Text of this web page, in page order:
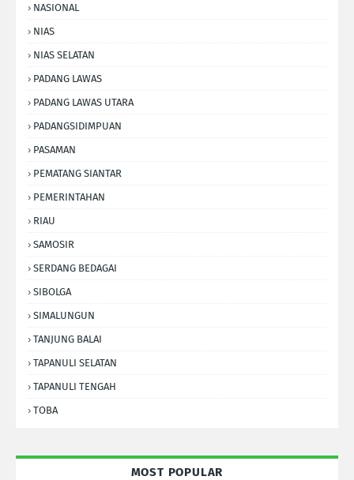
NASIONAL
NIAS
NIAS SELATAN
PADANG LAWAS
PADANG LAWAS UTARA
PADANGSIDIMPUAN
PASAMAN
PEMATANG SIANTAR
PEMERINTAHAN
RIAU
SAMOSIR
SERDANG BEDAGAI
SIBOLGA
SIMALUNGUN
TANJUNG BALAI
TAPANULI SELATAN
TAPANULI TENGAH
TOBA
MOST POPULAR